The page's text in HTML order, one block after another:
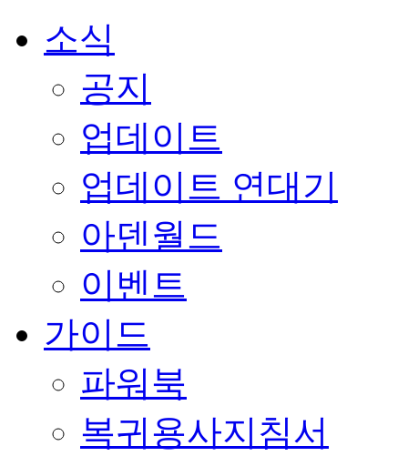
소식
공지
업데이트
업데이트 연대기
아덴월드
이벤트
가이드
파워북
복귀용사지침서